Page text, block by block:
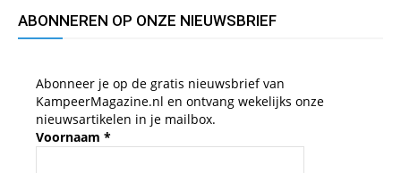
ABONNEREN OP ONZE NIEUWSBRIEF
Abonneer je op de gratis nieuwsbrief van
KampeerMagazine.nl en ontvang wekelijks onze
nieuwsartikelen in je mailbox.
Voornaam *